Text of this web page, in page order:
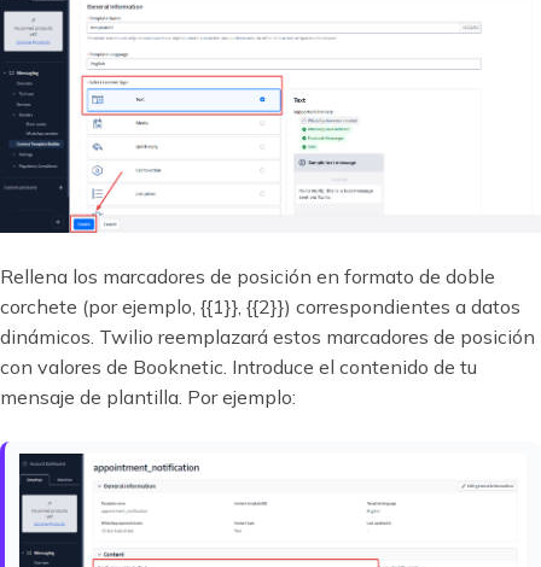
Rellena los marcadores de posición en formato de doble
corchete (por ejemplo, {{1}}, {{2}}) correspondientes a datos
dinámicos. Twilio reemplazará estos marcadores de posición
con valores de Booknetic. Introduce el contenido de tu
mensaje de plantilla. Por ejemplo: